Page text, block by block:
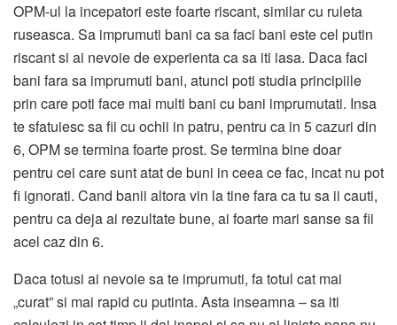
OPM-ul la incepatori este foarte riscant, similar cu ruleta
ruseasca. Sa imprumuti bani ca sa faci bani este cel putin
riscant si ai nevoie de experienta ca sa iti iasa. Daca faci
bani fara sa imprumuti bani, atunci poti studia principiile
prin care poti face mai multi bani cu bani imprumutati. Insa
te sfatuiesc sa fii cu ochii in patru, pentru ca in 5 cazuri din
6, OPM se termina foarte prost. Se termina bine doar
pentru cei care sunt atat de buni in ceea ce fac, incat nu pot
fi ignorati. Cand banii altora vin la tine fara ca tu sa ii cauti,
pentru ca deja ai rezultate bune, ai foarte mari sanse sa fii
acel caz din 6.
Daca totusi ai nevoie sa te imprumuti, fa totul cat mai
„curat” si mai rapid cu putinta. Asta inseamna – sa iti